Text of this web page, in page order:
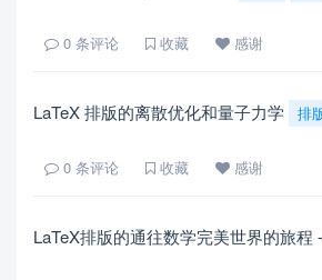
0 条评论 收藏 感谢
LaTeX 排版的离散优化和量子力学 排
0 条评论 收藏 感谢
LaTeX排版的通往数学完美世界的旅程